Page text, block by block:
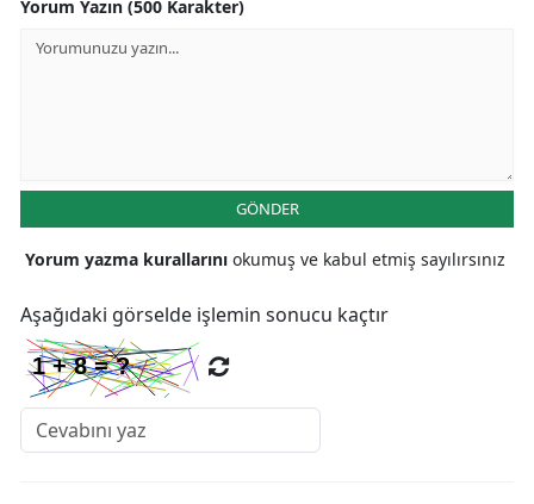
Yorum Yazın (500 Karakter)
GÖNDER
Yorum yazma kurallarını okumuş ve kabul etmiş sayılırsınız
Aşağıdaki görselde işlemin sonucu kaçtır